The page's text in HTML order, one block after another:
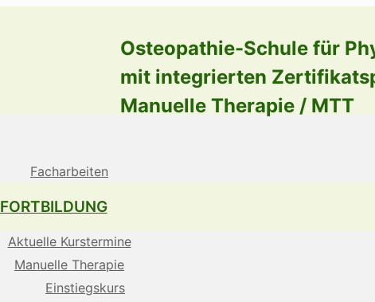
Osteopathie-Schule für
mit integrierten
Manuelle Therapie / MTT
Facharbeiten
FORTBILDUNG
Aktuelle Kurstermine
Manuelle Therapie
Einstiegskurs